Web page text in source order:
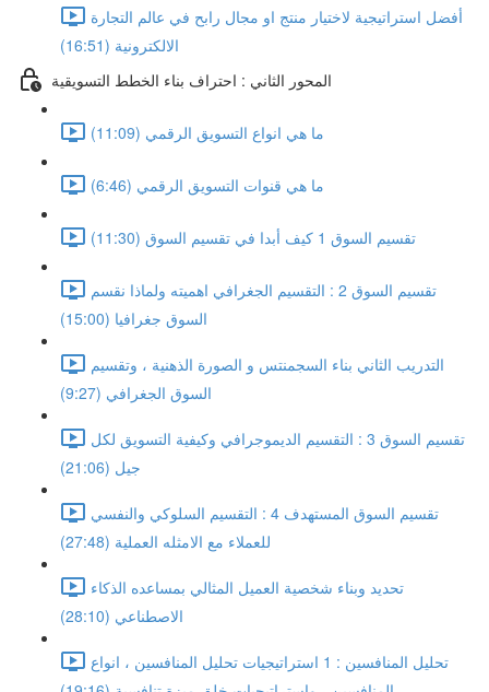
أفضل استراتيجية لاختيار منتج او مجال رابح في عالم التجارة
الالكترونية (16:51)
المحور الثاني : احتراف بناء الخطط التسويقية
ما هي انواع التسويق الرقمي (11:09)
ما هي قنوات التسويق الرقمي (6:46)
تقسيم السوق 1 كيف أبدا في تقسيم السوق (11:30)
تقسيم السوق 2 : التقسيم الجغرافي اهميته ولماذا نقسم
السوق جغرافيا (15:00)
التدريب الثاني بناء السجمنتس و الصورة الذهنية ، وتقسيم
السوق الجغرافي (9:27)
تقسيم السوق 3 : التقسيم الديموجرافي وكيفية التسويق لكل
جيل (21:06)
تقسيم السوق المستهدف 4 : التقسيم السلوكي والنفسي
للعملاء مع الامثله العملية (27:48)
تحديد وبناء شخصية العميل المثالي بمساعده الذكاء
الاصطناعي (28:10)
تحليل المنافسين : 1 استراتيجيات تحليل المنافسين ، انواع